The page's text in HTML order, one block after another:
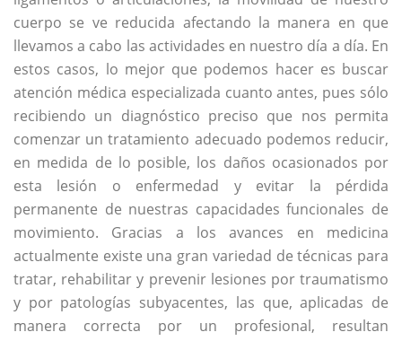
cuerpo se ve reducida afectando la manera en que
llevamos a cabo las actividades en nuestro día a día. En
estos casos, lo mejor que podemos hacer es buscar
atención médica especializada cuanto antes, pues sólo
recibiendo un diagnóstico preciso que nos permita
comenzar un tratamiento adecuado podemos reducir,
en medida de lo posible, los daños ocasionados por
esta lesión o enfermedad y evitar la pérdida
permanente de nuestras capacidades funcionales de
movimiento. Gracias a los avances en medicina
actualmente existe una gran variedad de técnicas para
tratar, rehabilitar y prevenir lesiones por traumatismo
y por patologías subyacentes, las que, aplicadas de
manera correcta por un profesional, resultan